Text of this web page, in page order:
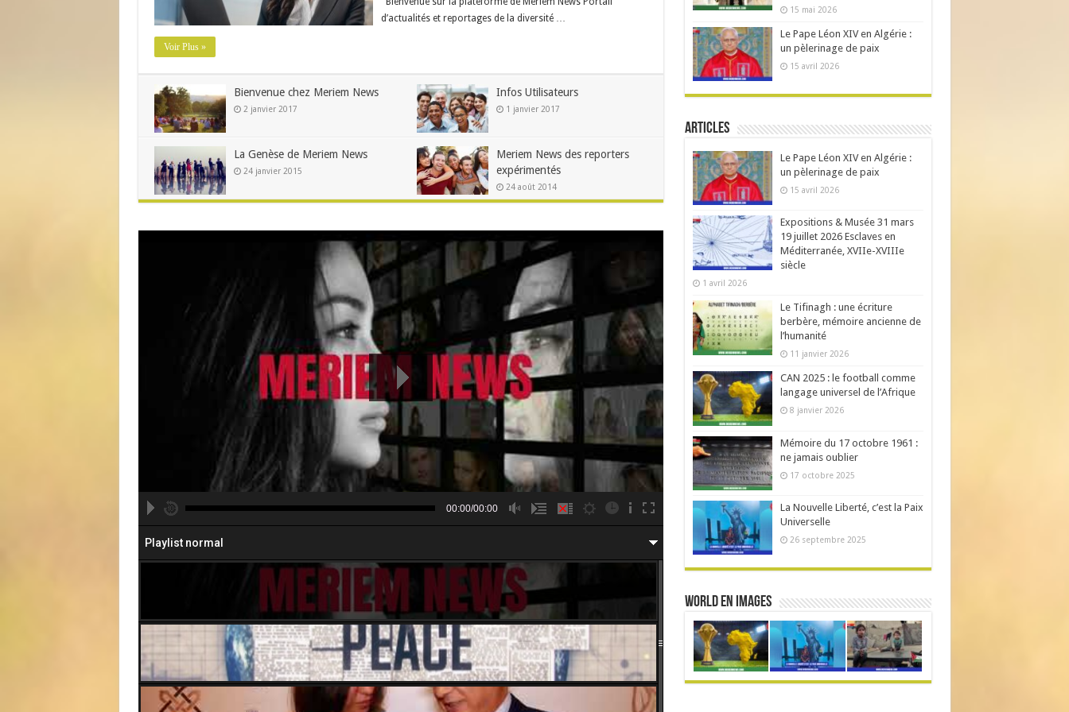
d’actualités et reportages de la diversité …
Voir Plus »
Bienvenue chez Meriem News
2 janvier 2017
Infos Utilisateurs
1 janvier 2017
La Genèse de Meriem News
24 janvier 2015
Meriem News des reporters
expérimentés
24 août 2014
Playlist normal
00:00/00:00
15 mai 2026
Le Pape Léon XIV en Algérie :
un pèlerinage de paix
15 avril 2026
Articles
Le Pape Léon XIV en Algérie :
un pèlerinage de paix
15 avril 2026
Expositions & Musée 31 mars
19 juillet 2026 Esclaves en
Méditerranée, XVIIe-XVIIIe
siècle
1 avril 2026
Le Tifinagh : une écriture
berbère, mémoire ancienne de
l’humanité
11 janvier 2026
CAN 2025 : le football comme
langage universel de l’Afrique
8 janvier 2026
Mémoire du 17 octobre 1961 :
ne jamais oublier
17 octobre 2025
La Nouvelle Liberté, c’est la Paix
Universelle
26 septembre 2025
World en Images